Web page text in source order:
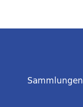
Sammlungen